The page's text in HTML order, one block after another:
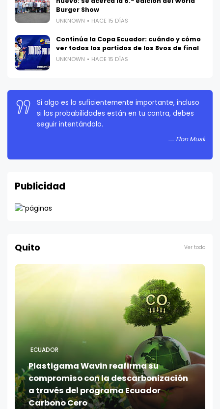
Burger Show
UNKNOWN HACE 15 DÍAS
Continúa la Copa Ecuador: cuándo y cómo
ver todos los partidos de los 8vos de final
UNKNOWN HACE 15 DÍAS
Si algo es lo suficientemente importante, incluso
si las probabilidades están en tu contra, debes
seguir intentándolo.
Elon Musk
La persistencia es muy importante. No debes
rendirte a menos que estés obligado a rendirte.
Publicidad
Quito Ver todo
ECUADOR
Plastigama Wavin reafirma su
compromiso con la descarbonización
a través del programa Ecuador
Carbono Cero